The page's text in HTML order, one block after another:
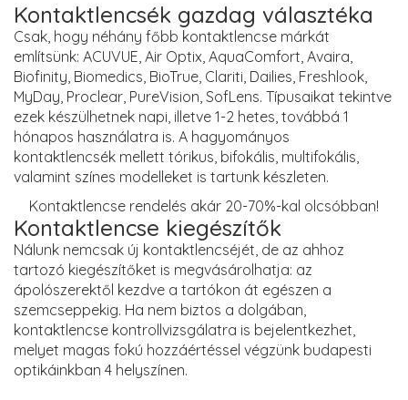
Kontaktlencsék gazdag választéka
Csak, hogy néhány főbb kontaktlencse márkát
említsünk: ACUVUE, Air Optix, AquaComfort, Avaira,
Biofinity, Biomedics, BioTrue, Clariti, Dailies, Freshlook,
MyDay, Proclear, PureVision, SofLens. Típusaikat tekintve
ezek készülhetnek napi, illetve 1-2 hetes, továbbá 1
hónapos használatra is. A hagyományos
kontaktlencsék mellett tórikus, bifokális, multifokális,
valamint színes modelleket is tartunk készleten.
Kontaktlencse rendelés akár 20-70%-kal olcsóbban!
Kontaktlencse kiegészítők
Nálunk nemcsak új kontaktlencséjét, de az ahhoz
tartozó kiegészítőket is megvásárolhatja: az
ápolószerektől kezdve a tartókon át egészen a
szemcseppekig. Ha nem biztos a dolgában,
kontaktlencse kontrollvizsgálatra is bejelentkezhet,
melyet magas fokú hozzáértéssel végzünk budapesti
optikáinkban 4 helyszínen.